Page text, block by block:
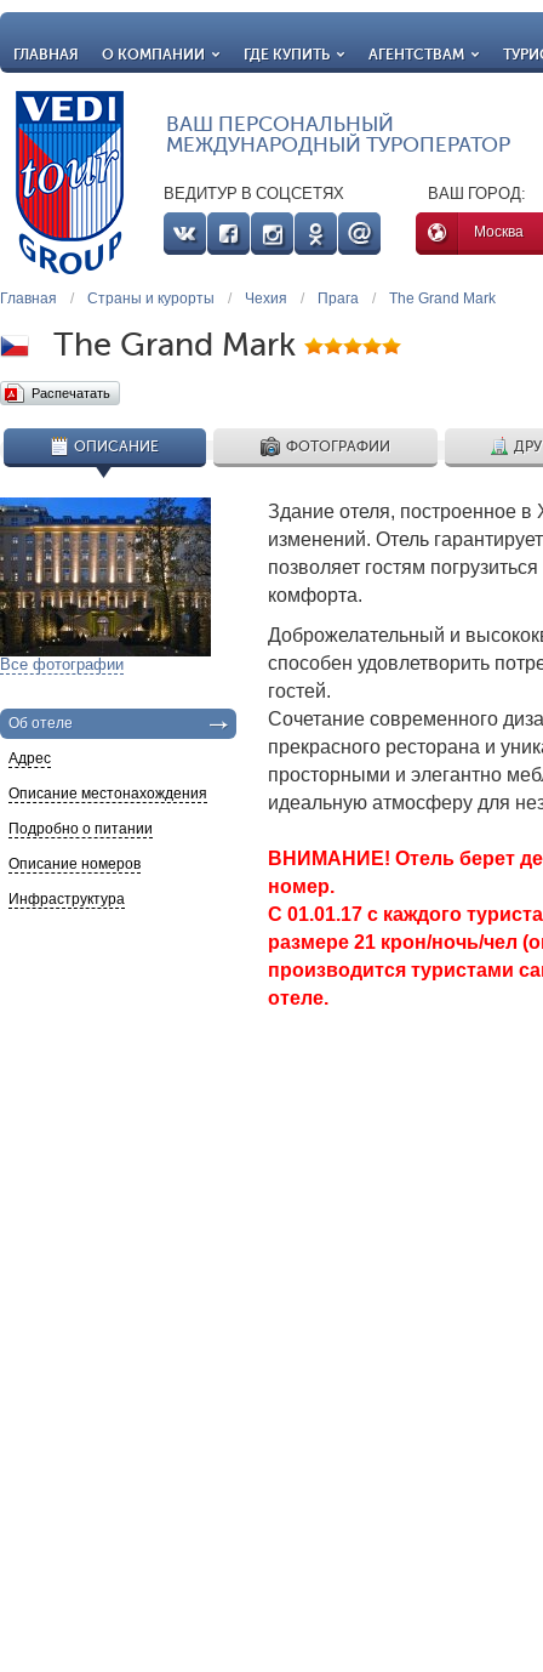
ГЛАВНАЯ О КОМПАНИИ ГДЕ КУПИТЬ АГЕНТСТВАМ
ВАШ ПЕРСОНАЛЬНЫЙ
МЕЖДУНАРОДНЫЙ ТУРОПЕРАТОР
ВЕДИТУР В СОЦСЕТЯХ ВАШ ГОРОД:
Москва
Главная / Страны и курорты / Чехия / Прага / The Grand Mark
The Grand Mark
Распечатать
ОПИСАНИЕ ФОТОГРАФИИ
Все фотографии
Об отеле
Адрес
Описание местонахождения
Подробно о питании
Описание номеров
Инфраструктура
Здание отеля, построенное в
изменений. Отель
позволяет гостям
комфорта.
Доброжелательный и
способен удовлетворить
гостей.
Сочетание современного
прекрасного ресторана и
просторными и элегантно
идеальную атмосферу для
ВНИМАНИЕ! Отель берет
номер.
С 01.01.17 с каждого
размере 21 крон/ночь/чел
производится туристами
отеле.